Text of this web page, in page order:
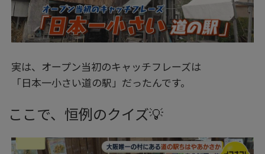
実は、オープン当初のキャッチフレーズは
「日本一小さい道の駅」だったんです。
ここで、恒例のクイズ💡